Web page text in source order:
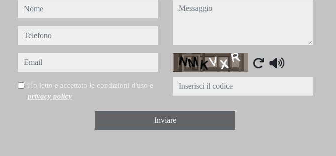
nome
telefono
email
Ho letto e accettato le condizioni d'uso e
privacy policy
messaggio
Captcha
Inviare